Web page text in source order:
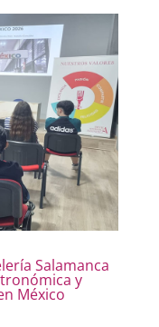
Salamanca
y
México